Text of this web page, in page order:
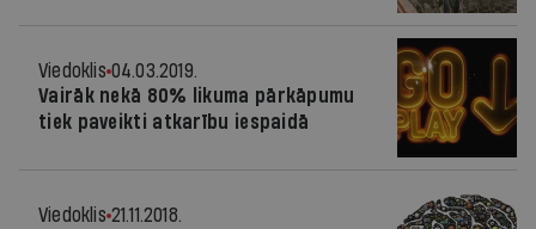
Viedoklis 04.03.2019.
Vairāk nekā 80% likuma pārkāpumu
tiek paveikti atkarību iespaidā
Viedoklis 21.11.2018.